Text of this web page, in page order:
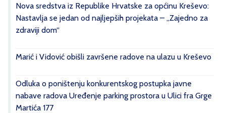
Nova sredstva iz Republike Hrvatske za općinu Kreševo:
Nastavlja se jedan od najljepših projekata – „Zajedno za
zdraviji dom“
Marić i Vidović obišli završene radove na ulazu u Kreševo
Odluka o poništenju konkurentskog postupka javne
nabave radova Uređenje parking prostora u Ulici fra Grge
Martića 177